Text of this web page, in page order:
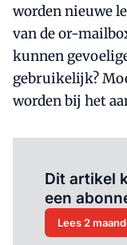
worden nieuwe
van de or-
kunnen
gebruikelijk?
worden bij het
Dit artikel
een
Lees 2